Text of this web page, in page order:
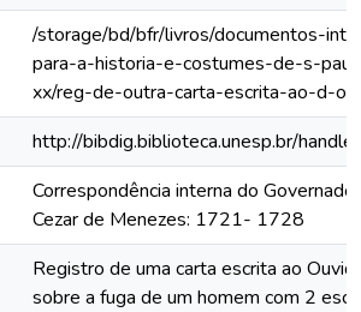
/storage/bd/bfr/livros/documentos-
para-a-historia-e-costumes-de-s-
xx/reg-de-outra-carta-escrita-ao-d-
http://bibdig.biblioteca.unesp.br/
Correspondência interna do
Cezar de Menezes: 1721- 1728
Registro de uma carta escrita ao
sobre a fuga de um homem com 2